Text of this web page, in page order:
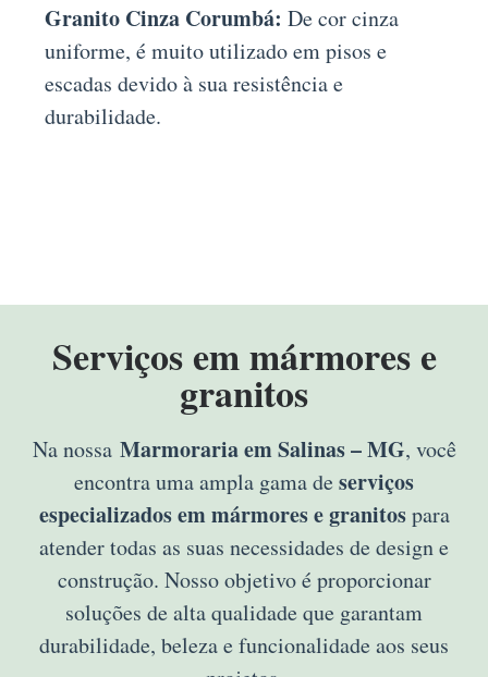
Granito Cinza Corumbá: De cor cinza
uniforme, é muito utilizado em pisos e
escadas devido à sua resistência e
durabilidade.
Serviços em mármores e
granitos
Na nossa Marmoraria em Salinas – MG, você
encontra uma ampla gama de serviços
especializados em mármores e granitospara
atender todas as suas necessidades de design e
construção. Nosso objetivo é proporcionar
soluções de alta qualidade que garantam
durabilidade, beleza e funcionalidade aos seus